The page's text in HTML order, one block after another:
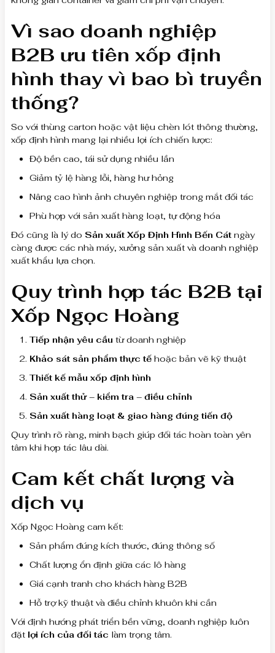
Vì sao doanh nghiệp
B2B ưu tiên xốp định
hình thay vì bao bì truyền
thống?
So với thùng carton hoặc vật liệu chèn lót thông thường,
xốp định hình mang lại nhiều lợi ích chiến lược:
Độ bền cao, tái sử dụng nhiều lần
Giảm tỷ lệ hàng lỗi, hàng hư hỏng
Nâng cao hình ảnh chuyên nghiệp trong mắt đối tác
Phù hợp với sản xuất hàng loạt, tự động hóa
Đó cũng là lý do Sản xuất Xốp Định Hình Bến Cát ngày
càng được các nhà máy, xưởng sản xuất và doanh nghiệp
xuất khẩu lựa chọn.
Quy trình hợp tác B2B tại
Xốp Ngọc Hoàng
Tiếp nhận yêu cầu từ doanh nghiệp
Khảo sát sản phẩm thực tế hoặc bản vẽ kỹ thuật
Thiết kế mẫu xốp định hình
Sản xuất thử – kiểm tra – điều chỉnh
Sản xuất hàng loạt & giao hàng đúng tiến độ
Quy trình rõ ràng, minh bạch giúp đối tác hoàn toàn yên
tâm khi hợp tác lâu dài.
Cam kết chất lượng và
dịch vụ
Xốp Ngọc Hoàng cam kết:
Sản phẩm đúng kích thước, đúng thông số
Chất lượng ổn định giữa các lô hàng
Giá cạnh tranh cho khách hàng B2B
Hỗ trợ kỹ thuật và điều chỉnh khuôn khi cần
Với định hướng phát triển bền vững, doanh nghiệp luôn
đặt lợi ích của đối tác làm trọng tâm.